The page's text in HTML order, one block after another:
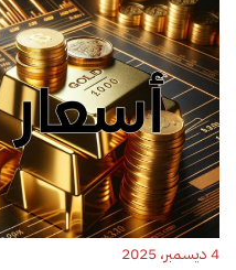
4 ديسمبر، 2025